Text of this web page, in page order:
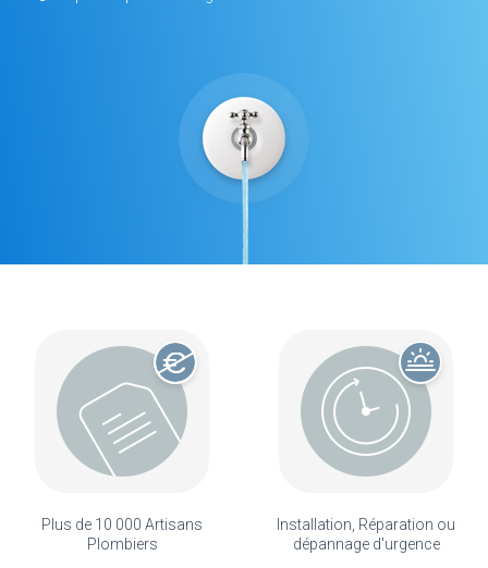
Plus de 10 000 Artisans
Plombiers
Installation, Réparation ou
dépannage d'urgence